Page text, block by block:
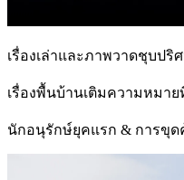
เรื่องเล่าและภาพวาดชุบป
เรื่องพื้นบ้านเติมความหมา
นักอนุรักษ์ยุคแรก & การขุด